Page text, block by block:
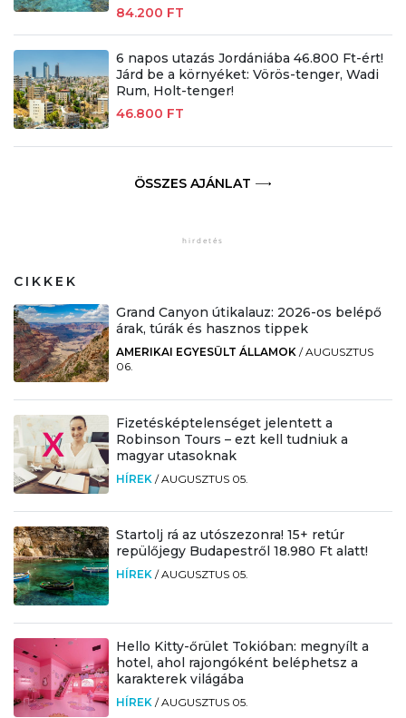
84.200 FT
6 napos utazás Jordániába 46.800 Ft-ért!
Járd be a környéket: Vörös-tenger, Wadi
Rum, Holt-tenger!
46.800 FT
ÖSSZES AJÁNLAT
CIKKEK
Grand Canyon útikalauz: 2026-os belépő
árak, túrák és hasznos tippek
AMERIKAI EGYESÜLT ÁLLAMOK /AUGUSZTUS
06.
Fizetésképtelenséget jelentett a
Robinson Tours – ezt kell tudniuk a
magyar utasoknak
HÍREK /AUGUSZTUS 05.
Startolj rá az utószezonra! 15+ retúr
repülőjegy Budapestről 18.980 Ft alatt!
HÍREK /AUGUSZTUS 05.
Hello Kitty-őrület Tokióban: megnyílt a
hotel, ahol rajongóként beléphetsz a
karakterek világába
HÍREK /AUGUSZTUS 05.